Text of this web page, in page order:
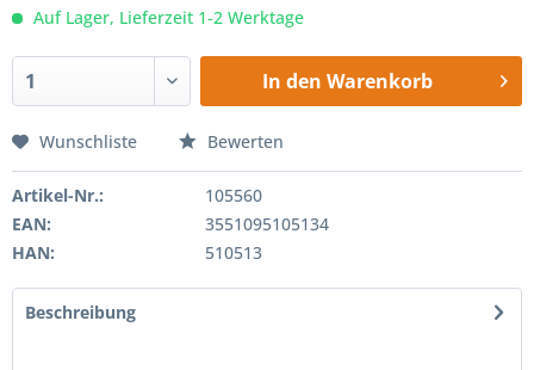
Auf Lager, Lieferzeit 1-2 Werktage
In den Warenkorb
Wunschliste Bewerten
Artikel-Nr.:
105560
EAN:
3551095105134
HAN:
510513
Beschreibung